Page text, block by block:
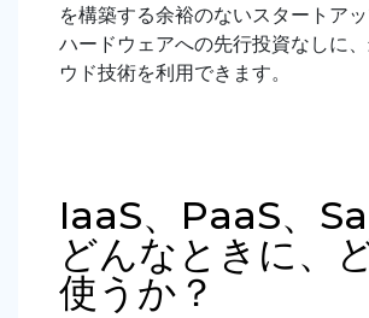
を構築する余裕のないスタートアッ
ハードウェアへの先行投資なしに
ウド技術を利用できます。
IaaS、PaaS、
どんなときに、
使うか？